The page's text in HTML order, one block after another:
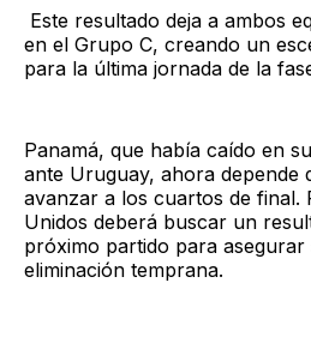
Este resultado deja a ambos
en el Grupo C, creando un
para la última jornada de la
Panamá, que había caído en
ante Uruguay, ahora depende
avanzar a los cuartos de final.
Unidos deberá buscar un
próximo partido para
eliminación temprana.